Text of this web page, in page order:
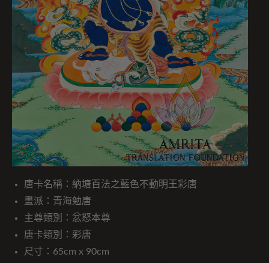
唐卡名稱：納塘百法之藍色不動明王彩唐
畫派：青海勉唐
主尊類別：忿怒本尊
唐卡類別：彩唐
尺寸：65cm x 90cm